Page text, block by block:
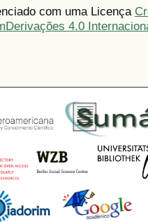
com uma Licença
4.0